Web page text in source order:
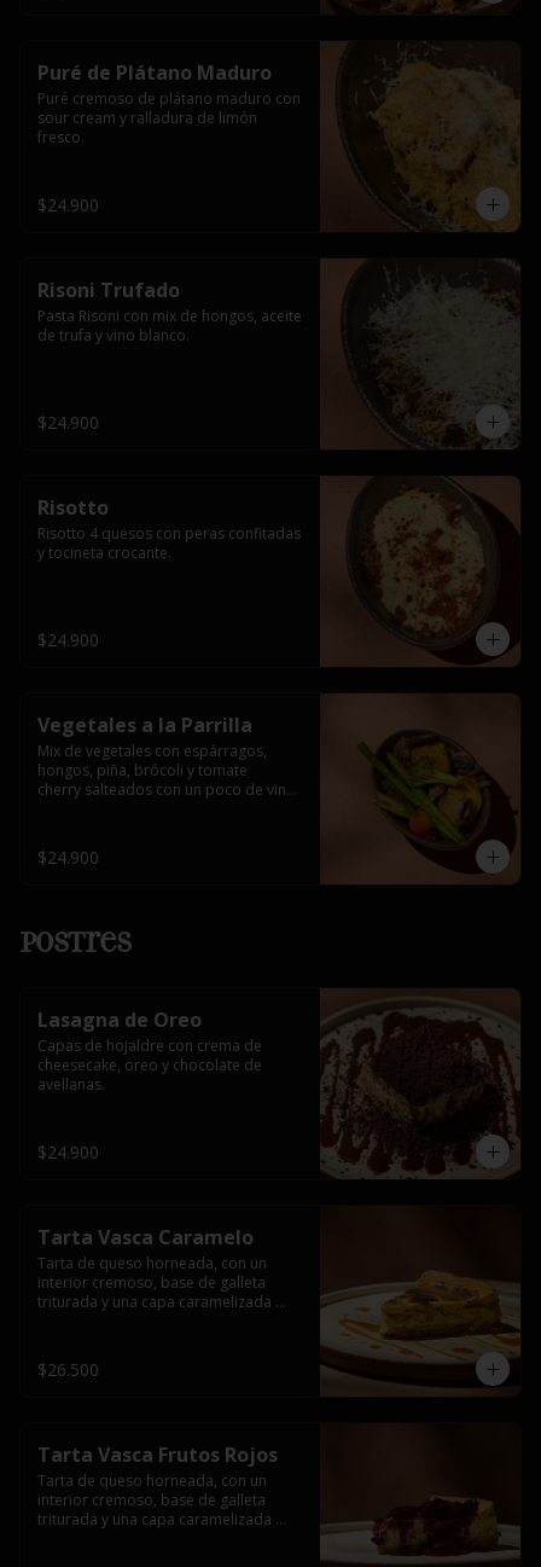
Puré de Plátano Maduro
Puré cremoso de plátano maduro con
sour cream y ralladura de limón
fresco.
$24.900
Risoni Trufado
Pasta Risoni con mix de hongos, aceite
de trufa y vino blanco.
$24.900
Risotto
Risotto 4 quesos con peras confitadas
y tocineta crocante.
$24.900
Vegetales a la Parrilla
Mix de vegetales con espárragos,
hongos, piña, brócoli y tomate
cherry salteados con un poco de vino
$24.900
Postres
Lasagna de Oreo
Capas de hojaldre con crema de
cheesecake, oreo y chocolate de
avellanas.
$24.900
Tarta Vasca Caramelo
Tarta de queso horneada, con un
interior cremoso, base de galleta
triturada y una capa caramelizada
$26.500
Tarta Vasca Frutos Rojos
Tarta de queso horneada, con un
interior cremoso, base de galleta
triturada y una capa caramelizada